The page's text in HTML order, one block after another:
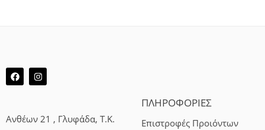
Ανθέων 21 , Γλυφάδα, Τ.Κ.
ΠΛΗΡΟΦΟΡΙΕΣ
Επιστροφές Προιόντων